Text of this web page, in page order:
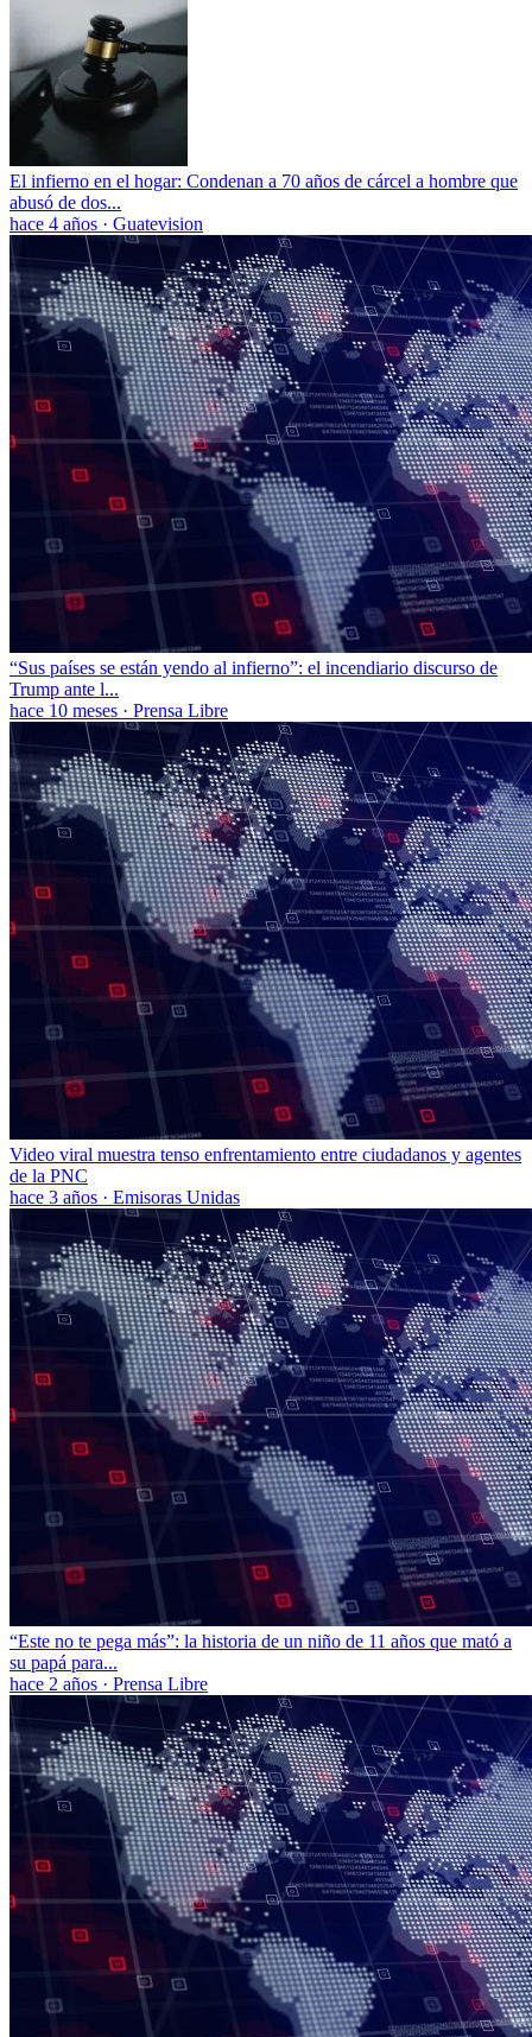
El infierno en el hogar: Condenan a 70 años de cárcel a hombre que
abusó de dos...
hace 4 años · Guatevision
“Sus países se están yendo al infierno”: el incendiario discurso de
Trump ante l...
hace 10 meses · Prensa Libre
Video viral muestra tenso enfrentamiento entre ciudadanos y agentes
de la PNC
hace 3 años · Emisoras Unidas
“Este no te pega más”: la historia de un niño de 11 años que mató a
su papá para...
hace 2 años · Prensa Libre